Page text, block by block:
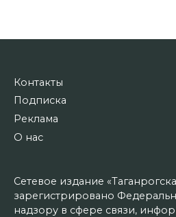
Контакты
Подписка
Реклама
О нас
Сетевое издание
зарегистрировано
надзору в сфере связи,